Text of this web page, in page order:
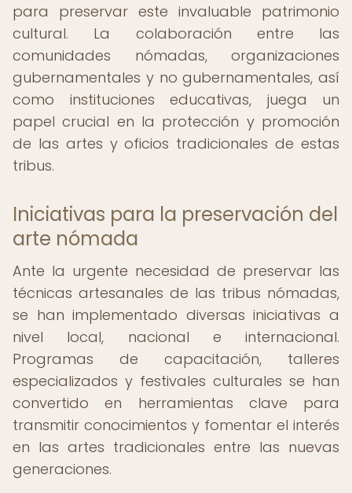
para preservar este invaluable patrimonio
cultural. La colaboración entre las
comunidades nómadas, organizaciones
gubernamentales y no gubernamentales, así
como instituciones educativas, juega un
papel crucial en la protección y promoción
de las artes y oficios tradicionales de estas
tribus.
Iniciativas para la preservación del
arte nómada
Ante la urgente necesidad de preservar las
técnicas artesanales de las tribus nómadas,
se han implementado diversas iniciativas a
nivel local, nacional e internacional.
Programas de capacitación, talleres
especializados y festivales culturales se han
convertido en herramientas clave para
transmitir conocimientos y fomentar el interés
en las artes tradicionales entre las nuevas
generaciones.